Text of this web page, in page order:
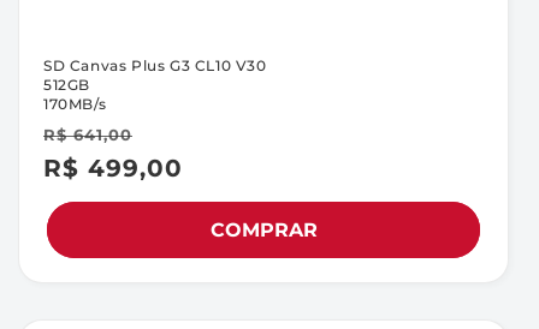
Preço
promocional
R$ 499,00
Preço
normal
R$ 641,00
SD Canvas Plus G3 CL10 V30
512GB
170MB/s
COMPRAR